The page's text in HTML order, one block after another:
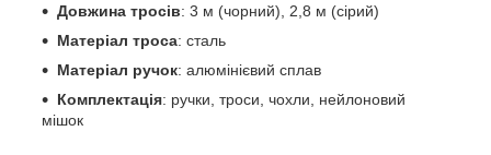
Довжина тросів: 3 м (чорний), 2,8 м (сірий)
Матеріал троса: сталь
Матеріал ручок: алюмінієвий сплав
Комплектація: ручки, троси, чохли, нейлоновий
мішок